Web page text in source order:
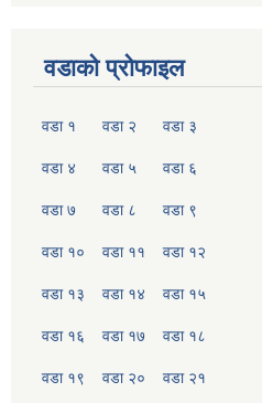
वडाको प्रोफाइल
वडा १ वडा २ वडा ३
वडा ४ वडा ५ वडा ६
वडा ७ वडा ८ वडा ९
वडा १० वडा ११ वडा १२
वडा १३ वडा १४ वडा १५
वडा १६ वडा १७ वडा १८
वडा १९ वडा २० वडा २१